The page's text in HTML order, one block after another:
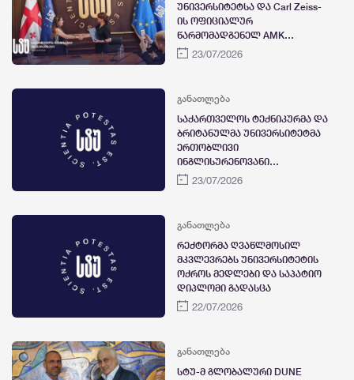
უნივერსიტეტსა და Carl Zeiss-
ის ოფიციალურ
წარმომადგენელ AMK
Management-ს შორის
23/07/2026
განათლება
საქართველოს ტექნიკურმა და
ბრიტანულმა უნივერსიტეტმა
ერთობლივი
ინგლისურენოვანი
სამაგისტრო პროგრამის -
საინფორმაციო ვებინარი
გამართეს
23/07/2026
განათლება
რექტორმა ღვაწლმოსილ
მკვლევრებს უნივერსიტეტის
ოქროს მედლები და საპატიო
დიპლომი გადასცა
22/07/2026
განათლება
სტუ-მ გლობალური DUNE